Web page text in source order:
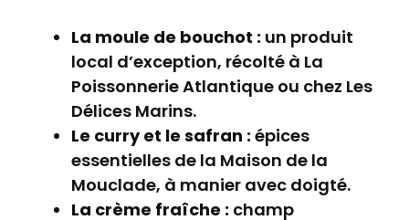
La moule de bouchot : un produit
local d’exception, récolté à La
Poissonnerie Atlantique ou chez Les
Délices Marins.
Le curry et le safran : épices
essentielles de la Maison de la
Mouclade, à manier avec doigté.
La crème fraîche : champ